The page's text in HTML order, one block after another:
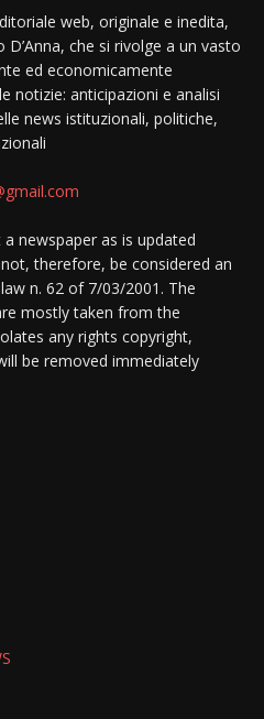
web, originale e inedita,
che si rivolge a un vasto
ed economicamente
notizie: anticipazioni e analisi
news istituzionali, politiche,
newspaper as is updated
therefore, be considered an
n. 62 of 7/03/2001. The
mostly taken from the
any rights copyright,
be removed immediately